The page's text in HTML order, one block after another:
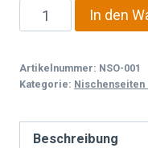
Nischenprojekt:
1.000
Diät
In den
Artikelnummer: NSO-001
Kategorie: Nischenseiten
Beschreibung